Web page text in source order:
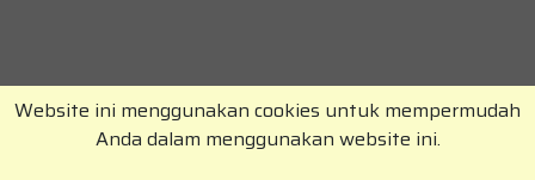
Copyright © RajaKomen.com 2026 All Rights
Website ini menggunakan cookies untuk mempermudah
Anda dalam menggunakan website ini.